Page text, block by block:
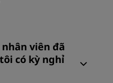
viên đã
có kỳ nghỉ